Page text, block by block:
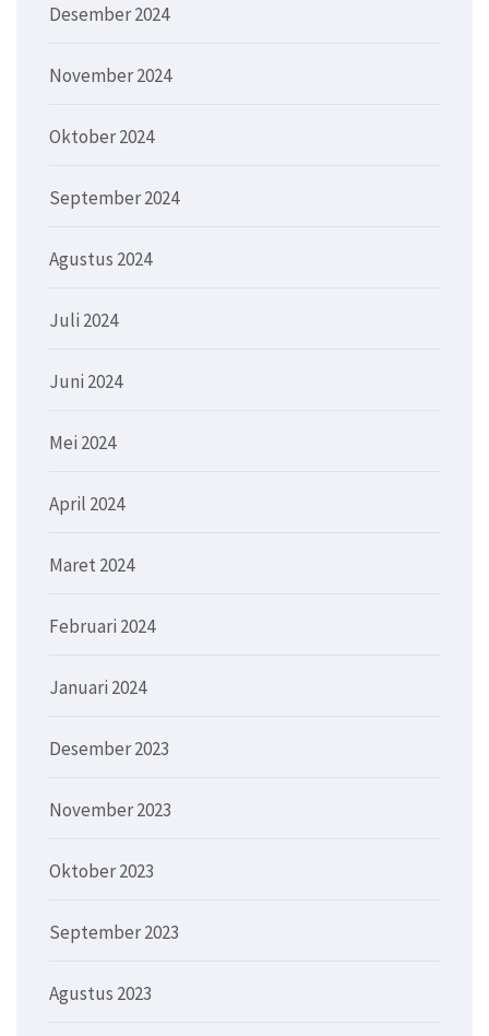
Desember 2024
November 2024
Oktober 2024
September 2024
Agustus 2024
Juli 2024
Juni 2024
Mei 2024
April 2024
Maret 2024
Februari 2024
Januari 2024
Desember 2023
November 2023
Oktober 2023
September 2023
Agustus 2023